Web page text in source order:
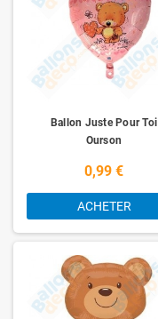
Ballon Juste Pour Toi
Ourson
0,99 €
ACHETER